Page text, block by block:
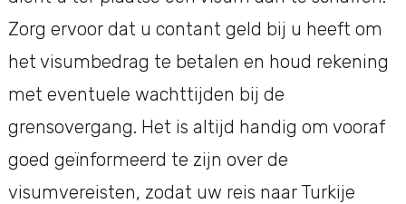
Zorg ervoor dat u contant geld bij u heeft om
het visumbedrag te betalen en houd rekening
met eventuele wachttijden bij de
grensovergang. Het is altijd handig om vooraf
goed geïnformeerd te zijn over de
visumvereisten, zodat uw reis naar Turkije